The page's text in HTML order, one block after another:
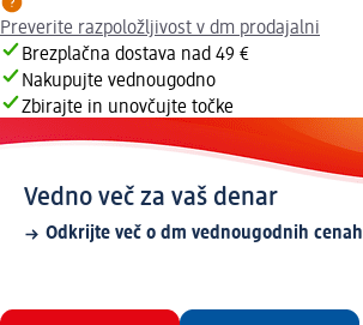
Preverite razpoložljivost v dm prodajalni
Brezplačna dostava nad 49 €
Nakupujte vednougodno
Zbirajte in unovčujte točke
Vedno več za vaš denar
Odkrijte več o dm vednougodnih cenah